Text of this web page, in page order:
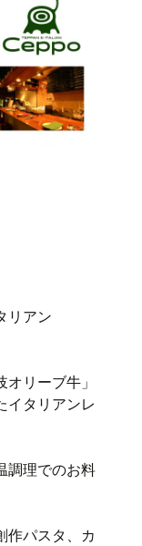
リアン
リーブ牛」
イタリアンレ
調理でのお料
作パスタ、カ